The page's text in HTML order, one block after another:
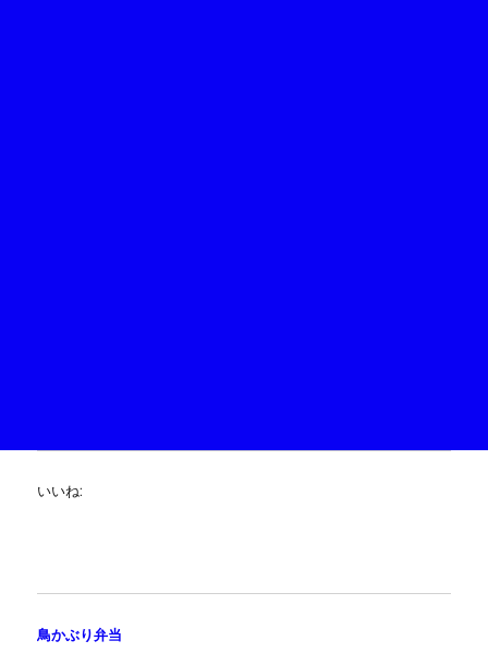
いいね:
鳥かぶり弁当